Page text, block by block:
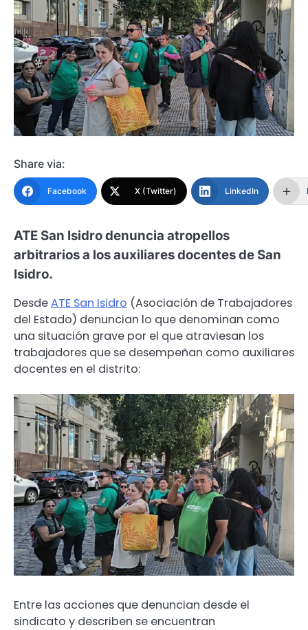
Share via:
Facebook X (Twitter) LinkedIn
ATE San Isidro denuncia atropellos
arbitrarios a los auxiliares docentes de San
Isidro.
DesdeATE San Isidro (Asociación de Trabajadores
del Estado) denuncian lo que denominan como
una situación grave por el que atraviesan los
trabajadores que se desempeñan como auxiliares
docentes en el distrito:
Entre las acciones que denuncian desde el
sindicato y describen se encuentran